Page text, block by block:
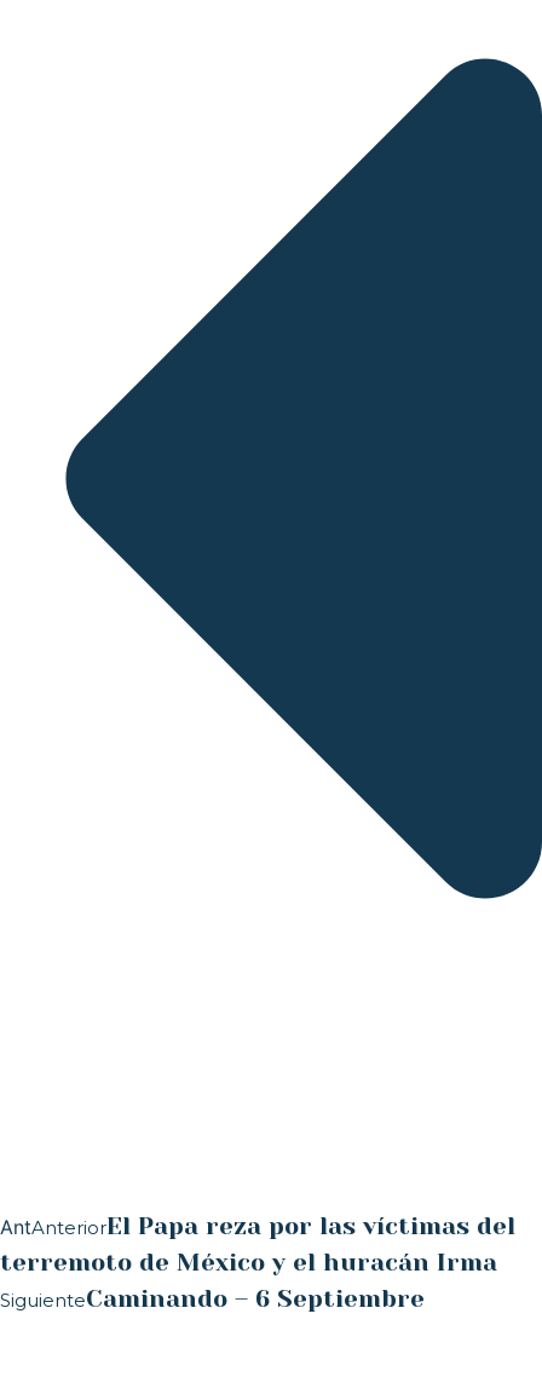
AntAnteriorEl Papa reza por las víctimas del
terremoto de México y el huracán Irma
SiguienteCaminando – 6 Septiembre